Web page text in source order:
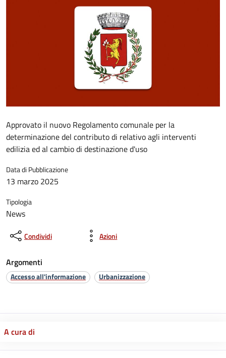
Approvato il nuovo Regolamento comunale per la
determinazione del contributo di relativo agli interventi
edilizia ed al cambio di destinazione d'uso
Data di Pubblicazione
13 marzo 2025
Tipologia
News
Condividi Azioni
Argomenti
Accesso all'informazione Urbanizzazione
A cura di